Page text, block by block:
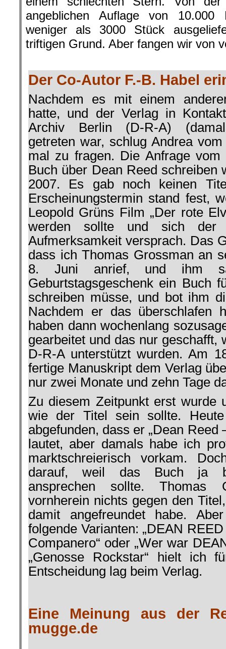
angeblichen Auflage von 10.000
weniger als 3000 Stück
triftigen Grund. Aber fangen wir von
Der Co-Autor F.-B. Habel
Nachdem es mit einem
hatte, und der Verlag in
Archiv Berlin (D-R-A)
getreten war, schlug Andrea
mal zu fragen. Die Anfrage
Buch über Dean Reed schreiben
2007. Es gab noch keinen
Erscheinungstermin stand fest,
Leopold Grüns Film „Der rote
werden sollte und sich der
Aufmerksamkeit versprach. Das
dass ich Thomas Grossman an
8. Juni anrief, und ihm
Geburtstagsgeschenk ein Buch
schreiben müsse, und bot ihm
Nachdem er das überschlafen
haben dann wochenlang
gearbeitet und das nur geschafft,
D-R-A unterstützt wurden. Am
fertige Manuskript dem Verlag
nur zwei Monate und zehn Tage
Zu diesem Zeitpunkt erst wurde
wie der Titel sein sollte.
abgefunden, dass er „Dean Reed
lautet, aber damals habe ich
marktschreierisch vorkam.
darauf, weil das Buch ja
ansprechen sollte. Thomas
vornherein nichts gegen den
damit angefreundet habe.
folgende Varianten: „DEAN
Companero“ oder „Wer war
„Genosse Rockstar“ hielt ich
Entscheidung lag beim Verlag.
Eine Meinung aus der
mugge.de